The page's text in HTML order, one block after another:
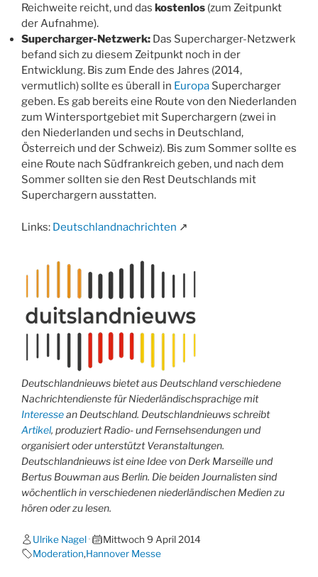
Reichweite reicht, und das kostenlos (zum Zeitpunkt
der Aufnahme).
Supercharger-Netzwerk: Das Supercharger-Netzwerk
befand sich zu diesem Zeitpunkt noch in der
Entwicklung. Bis zum Ende des Jahres (2014,
vermutlich) sollte es überall in Europa Supercharger
geben. Es gab bereits eine Route von den Niederlanden
zum Wintersportgebiet mit Superchargern (zwei in
den Niederlanden und sechs in Deutschland,
Österreich und der Schweiz). Bis zum Sommer sollte es
eine Route nach Südfrankreich geben, und nach dem
Sommer sollten sie den Rest Deutschlands mit
Superchargern ausstatten.
Links: Deutschlandnachrichten ↗
Deutschlandnieuws bietet aus Deutschland verschiedene
Nachrichtendienste für Niederländischsprachige mit
Interessean Deutschland. Deutschlandnieuws schreibt
Artikel, produziert Radio- und Fernsehsendungen und
organisiert oder unterstützt Veranstaltungen.
Deutschlandnieuws ist eine Idee von Derk Marseille und
Bertus Bouwman aus Berlin. Die beiden Journalisten sind
wöchentlich in verschiedenen niederländischen Medien zu
hören oder zu lesen.
Ulrike Nagel •
Mittwoch 9 April 2014
Moderation,Hannover Messe